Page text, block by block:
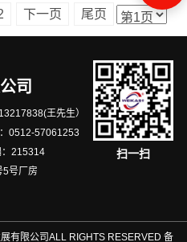
下一页 尾页
司
王先生）
57061253
215314
5号厂房
扫一扫
有限公司ALL RIGHTS RESERVED 备